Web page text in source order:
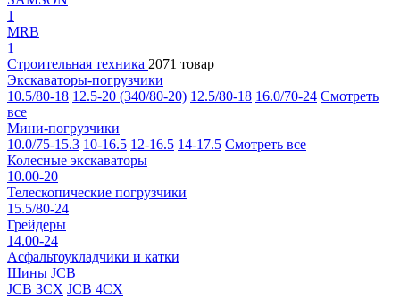
1
MRB
1
Строительная техника 2071 товар
Экскаваторы-погрузчики
10.5/80-18 12.5-20 (340/80-20) 12.5/80-18 16.0/70-24 Смотреть
все
Мини-погрузчики
10.0/75-15.3 10-16.5 12-16.5 14-17.5 Смотреть все
Колесные экскаваторы
10.00-20
Телескопические погрузчики
15.5/80-24
Грейдеры
14.00-24
Асфальтоукладчики и катки
Шины JCB
JCB 3CX JCB 4CX